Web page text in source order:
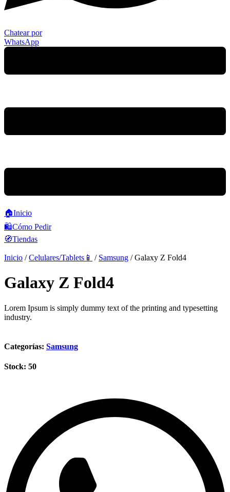
Chatear por
WhatsApp
🏠Inicio
🛍Cómo Pedir
🧭Tiendas
Inicio /Celulares/Tablets📱 / Samsung / Galaxy Z Fold4
Galaxy Z Fold4
Lorem Ipsum is simply dummy text of the printing and typesetting
industry.
Categorías: Samsung
Stock: 50